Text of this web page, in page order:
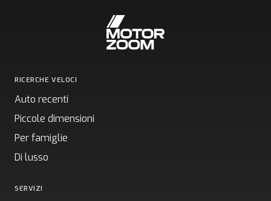
RICERCHE VELOCI
Auto recenti
Piccole dimensioni
Per famiglie
Di lusso
SERVIZI